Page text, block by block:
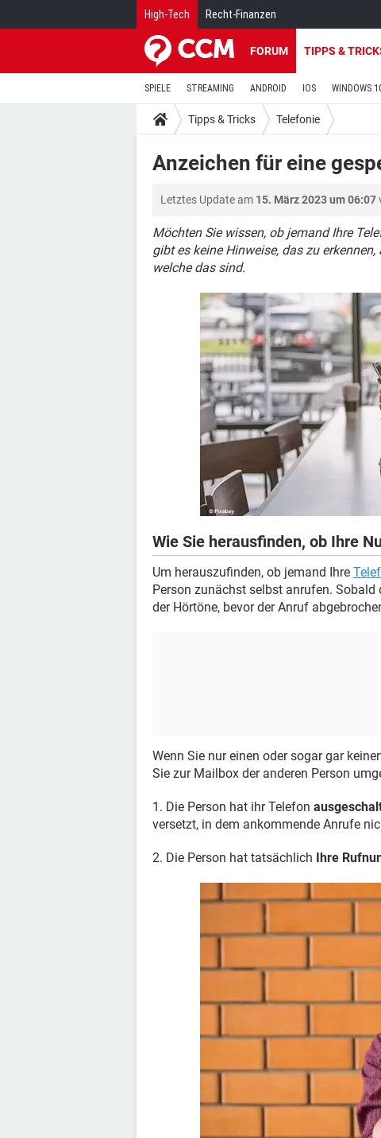
High-Tech Recht-Finanzen
FORUM TIPPS &
SPIELE STREAMING ANDROID IOS WINDOWS
Tipps & Tricks Telefonie
Anzeichen für eine
Letztes Update am 15. März 2023 um 06:07
Möchten Sie wissen, ob jemand Ihre
gibt es keine Hinweise, das zu
welche das sind.
Wie Sie herausfinden, ob Ihre
Um herauszufinden, ob jemand Ihre
Person zunächst selbst anrufen.
der Hörtöne, bevor der Anruf
Wenn Sie nur einen oder sogar gar
Sie zur Mailbox der anderen Person
1. Die Person hat ihr Telefon
versetzt, in dem ankommende Anrufe
2. Die Person hat tatsächlich Ihre